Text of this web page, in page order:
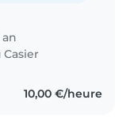
an
10,00 €/heure